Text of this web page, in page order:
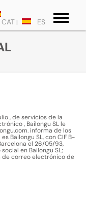
CAT ES
, de servicios de la
, Bailongu SL le
informa de los
Bailongu SL, con CIF B-
el 26/05/93,
en Bailongu SL;
de correo electrónico de